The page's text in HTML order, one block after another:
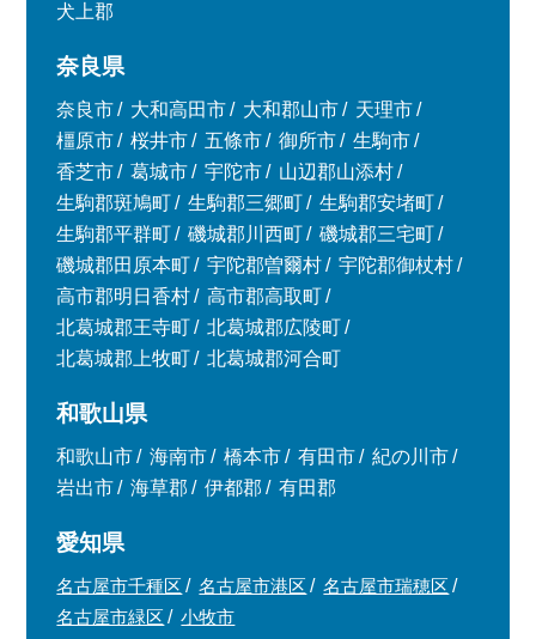
犬上郡
奈良県
奈良市 大和高田市 大和郡山市
天理市
橿原市
桜井市 五條市 御所市
生駒市
香芝市
葛城市 宇陀市
山辺郡山添村
生駒郡斑鳩町
生駒郡三郷町
生駒郡安堵町
生駒郡平群町
磯城郡川西町
磯城郡三宅町
磯城郡田原本町
宇陀郡曽爾村
宇陀郡御杖村
高市郡明日香村
高市郡高取町
北葛城郡王寺町
北葛城郡広陵町
北葛城郡上牧町
北葛城郡河合町
和歌山県
和歌山市 海南市 橋本市 有田市
紀の川市
岩出市
海草郡 伊都郡 有田郡
愛知県
名古屋市千種区 名古屋市港区
名古屋市瑞穂区
名古屋市緑区
小牧市